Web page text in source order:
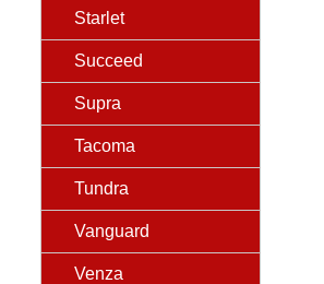
Starlet
Succeed
Supra
Tacoma
Tundra
Vanguard
Venza